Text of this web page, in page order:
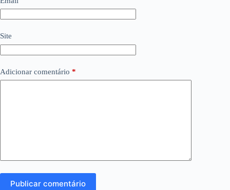
Site
Adicionar comentário *
Publicar comentário